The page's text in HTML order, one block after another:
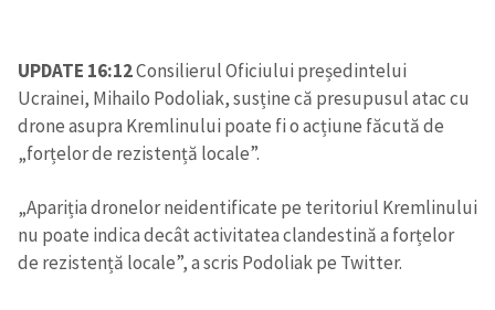
UPDATE 16:12Consilierul Oficiului președintelui
Ucrainei, Mihailo Podoliak, susține că presupusul atac cu
drone asupra Kremlinului poate fi o acțiune făcută de
„forțelor de rezistență locale”.
„Apariția dronelor neidentificate pe teritoriul Kremlinului
nu poate indica decât activitatea clandestină a forțelor
de rezistență locale”, a scris Podoliak pe Twitter.